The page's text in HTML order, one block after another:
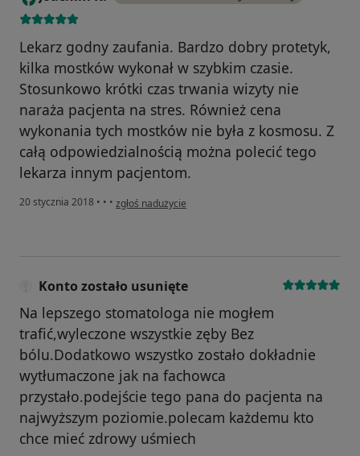
Lekarz godny zaufania. Bardzo dobry protetyk,
kilka mostków wykonał w szybkim czasie.
Stosunkowo krótki czas trwania wizyty nie
naraża pacjenta na stres. Również cena
wykonania tych mostków nie była z kosmosu. Z
całą odpowiedzialnością można polecić tego
lekarza innym pacjentom.
20 stycznia 2018 • • • w opinii użytkownika Joachim K.
zgłoś nadużycie
Konto zostało usunięte
Na lepszego stomatologa nie mogłem
trafić,wyleczone wszystkie zęby Bez
bólu.Dodatkowo wszystko zostało dokładnie
wytłumaczone jak na fachowca
przystało.podejście tego pana do pacjenta na
najwyższym poziomie.polecam każdemu kto
chce mieć zdrowy uśmiech